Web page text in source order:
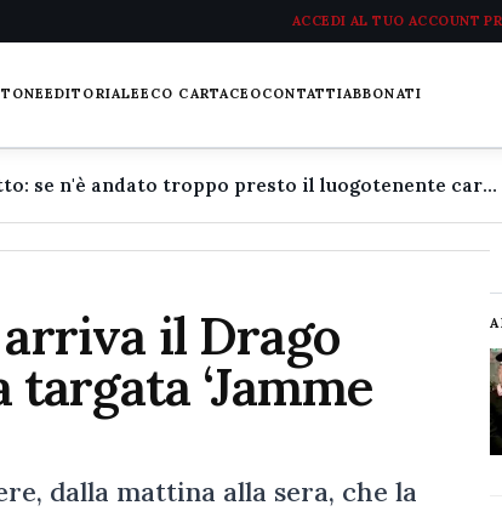
ACCEDI AL TUO ACCOUNT
EDITORIALEECO CARTACEOCONTATTIABBONATI
Arma dei Carabinieri in lutto: se n'è andato troppo presto il luogotenente carica speciale Tommaso Stracqualursi
il Drago
‘Jamme
dalla mattina alla sera, che la